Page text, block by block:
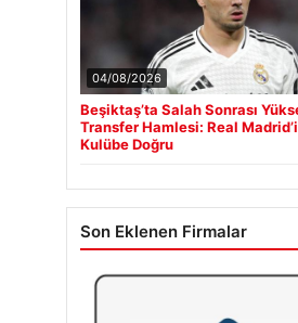
04/08/2026
Beşiktaş’ta Salah Sonrası
Transfer Hamlesi: Real
Kulübe Doğru
Son Eklenen Firmalar